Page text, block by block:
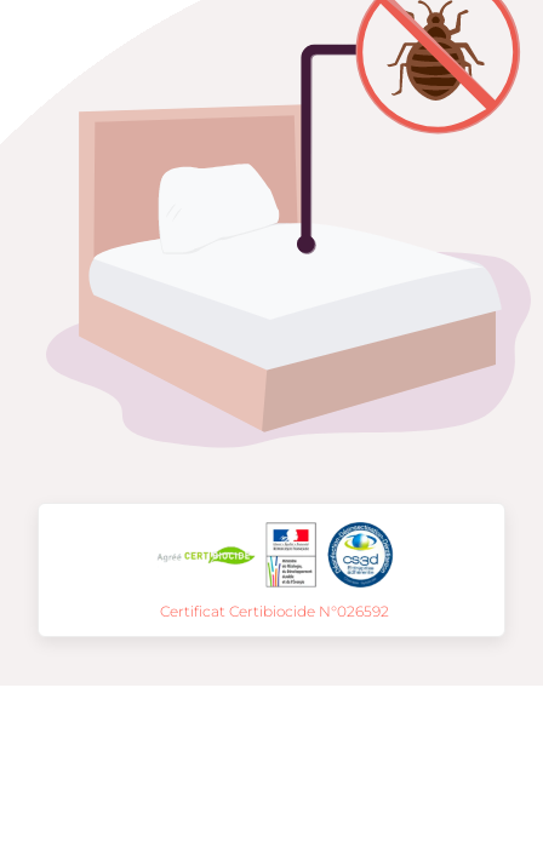
Certificat Certibiocide N°026592